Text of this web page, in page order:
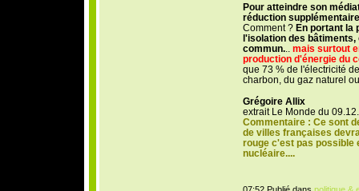
Pour atteindre son
réduction
Comment ? En portant la
l'isolation des
commun.
mais surtout
production d'énergie du
que 73 % de l'électricité
charbon, du gaz naturel
Grégoire Allix
extrait Le Monde du
Commentaire : Ce sont
de villes françaises
rouge c'est pas possible
nucléaire....
07:52 Publié dans politique &